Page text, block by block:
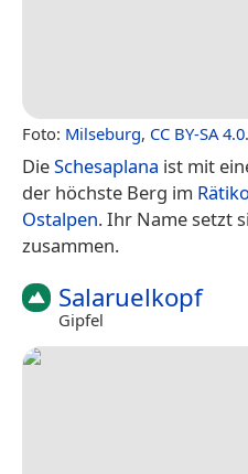
Foto: Milseburg, CC BY-SA 4.0.
DieSchesaplana ist mit
der höchste Berg im
Ostalpen. Ihr Name setzt
zusammen.
Salaruelkopf
Gipfel